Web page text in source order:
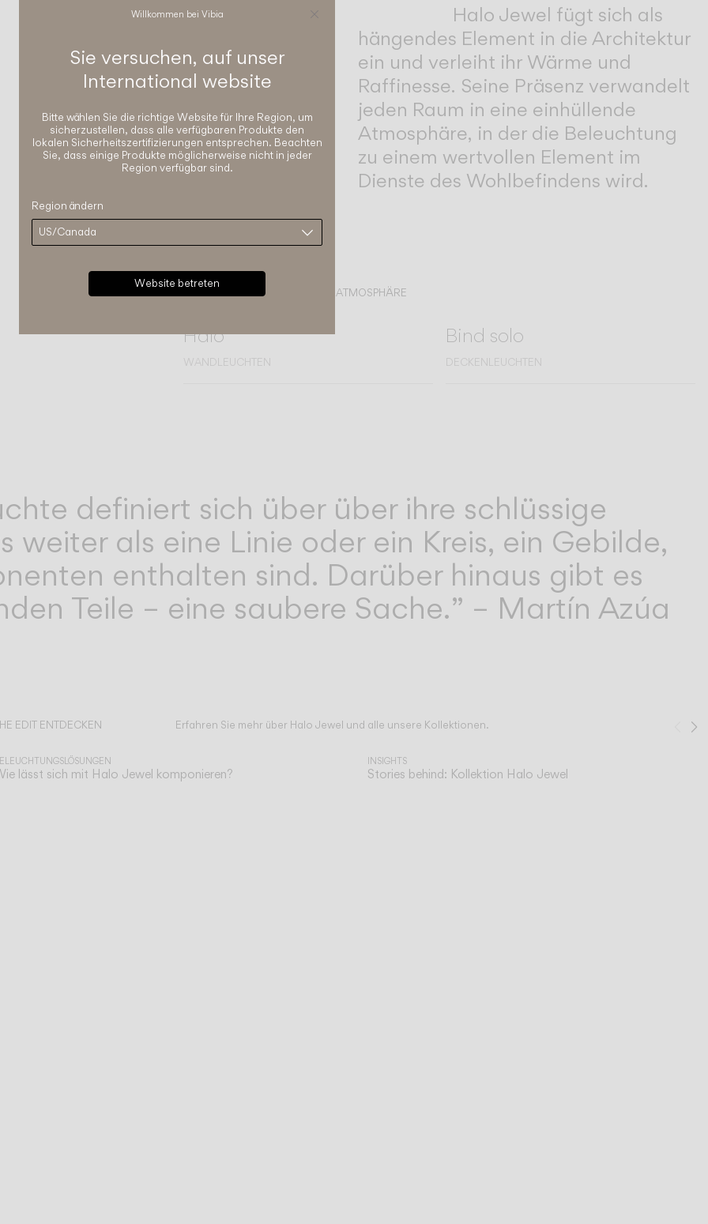
Halo Jewel fügt sich als
hängendes Element in die Architektur
ein und verleiht ihr Wärme und
Raffinesse. Seine Präsenz verwandelt
jeden Raum in eine einhüllende
Atmosphäre, in der die Beleuchtung
zu einem wertvollen Element im
Dienste des Wohlbefindens wird.
VERVOLLSTÄNDIGEN SIE IHRE ATMOSPHÄRE
Halo
WANDLEUCHTEN
Bind solo
DECKENLEUCHTEN
definiert sich über über ihre schlüssige
weiter als eine Linie oder ein Kreis, ein Gebilde,
enthalten sind. Darüber hinaus gibt es
Teile – eine saubere Sache.” – Martín Azúa
EDIT ENTDECKEN Erfahren Sie mehr über Halo Jewel und alle unsere Kollektionen.
lesen
lässt sich mit Halo Jewel komponieren?
INSIGHTS
Stories behind: Kollektion Halo Jewel
Willkommen bei Vibia
Sie versuchen, auf unser
International website
Bitte wählen Sie die richtige Website für Ihre Region, um
sicherzustellen, dass alle verfügbaren Produkte den
lokalen Sicherheitszertifizierungen entsprechen. Beachten
Sie, dass einige Produkte möglicherweise nicht in jeder
Region verfügbar sind.
Region ändern
Website betreten